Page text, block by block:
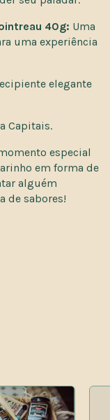
40g: Uma
uma experiência
elegante
Capitais.
especial
em forma de
alguém
de sabores!